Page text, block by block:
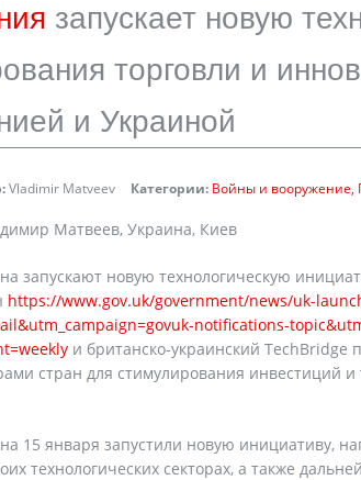
запускает новую
торговли и
и Украиной
Vladimir Matveev Категории: Войны и вооружение
Матвеев, Украина, Киев
запускают новую технологическую
https://www.gov.uk/government/news/uk-
notifications-
и британско-украинский TechBridge
стран для стимулирования инвестиций
15 января запустили новую инициативу,
технологических секторах, а также